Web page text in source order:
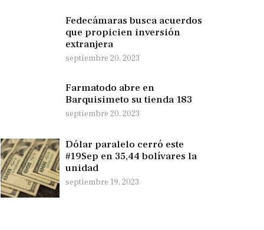
Fedecámaras busca acuerdos
que propicien inversión
extranjera
septiembre 20, 2023
Farmatodo abre en
Barquisimeto su tienda 183
septiembre 20, 2023
Dólar paralelo cerró este
#19Sep en 35,44 bolívares la
unidad
septiembre 19, 2023